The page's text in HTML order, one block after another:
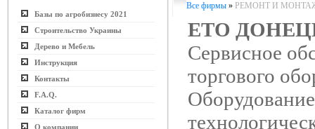
Базы по агробизнесу 2021
Строительство Украины
Дерево и Мебель
Инструкция
Контакты
F.A.Q.
Каталог фирм
О компании
Все фирмы » РЕМОНТ И
ЕТО
Сервисное
торгового
Оборудование